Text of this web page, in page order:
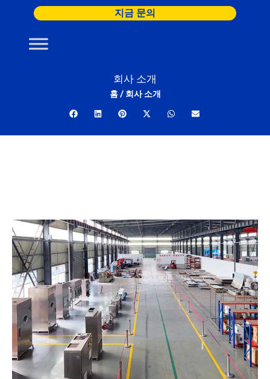
지금 문의
회사 소개
홈/ 회사 소개